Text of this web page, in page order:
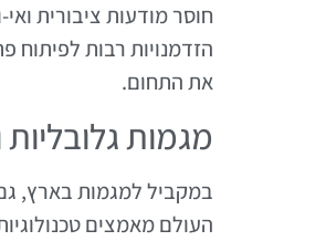
חוסר מודעות ציבורית
הזדמנויות רבות לפיתוח
את התחום.
מגמות
במקביל למגמות בארץ, גם
העולם מאמצים